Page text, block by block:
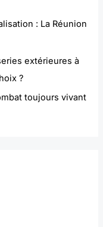
: La Réunion
extérieures à
?
toujours vivant